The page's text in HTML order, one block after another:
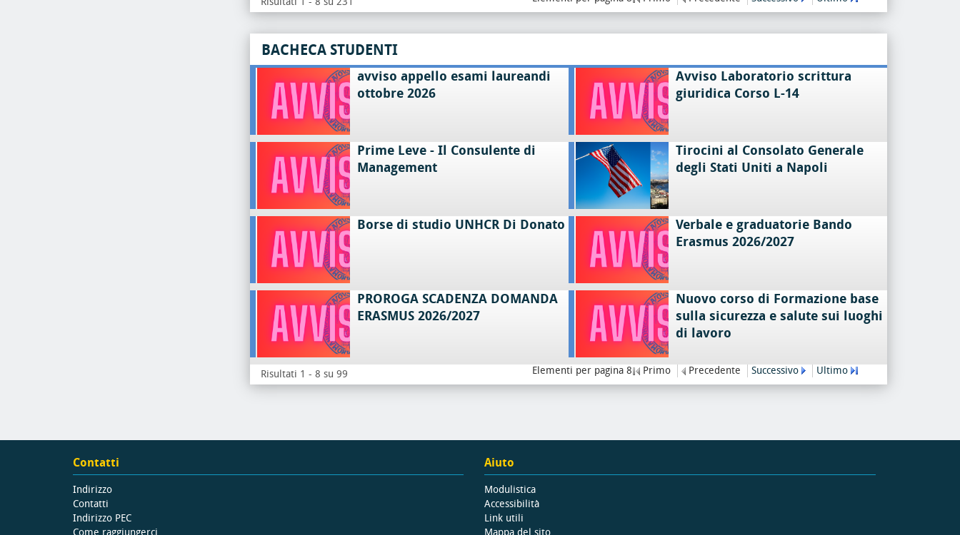
BACHECA STUDENTI
avviso appello esami laureandi
ottobre 2026
Avviso Laboratorio scrittura
giuridica Corso L-14
Prime Leve - Il Consulente di
Management
Tirocini al Consolato Generale
degli Stati Uniti a Napoli
Borse di studio UNHCR Di Donato
Verbale e graduatorie Bando
Erasmus 2026/2027
PROROGA SCADENZA DOMANDA
ERASMUS 2026/2027
Nuovo corso di Formazione base
sulla sicurezza e salute sui luoghi
di lavoro
Risultati 1 - 8 su 99 Elementi per pagina 8 Primo Precedente Successivo Ultimo
Contatti
Indirizzo
Contatti
Indirizzo PEC
Come raggiungerci
Aiuto
Modulistica
Accessibilità
Link utili
Mappa del sito